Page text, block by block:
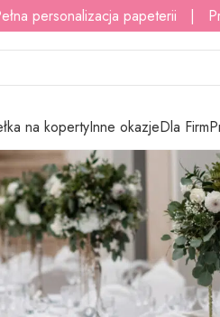
personalizacja papeterii |
na kopertyInne okazjeDla Firm